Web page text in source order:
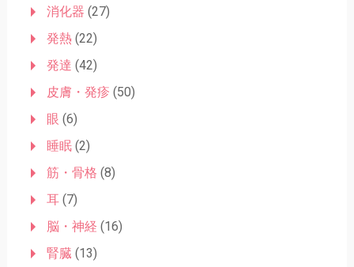
消化器 (27)
発熱(22)
発達 (42)
皮膚・発疹 (50)
眼 (6)
睡眠(2)
筋・骨格 (8)
耳(7)
脳・神経 (16)
腎臓 (13)